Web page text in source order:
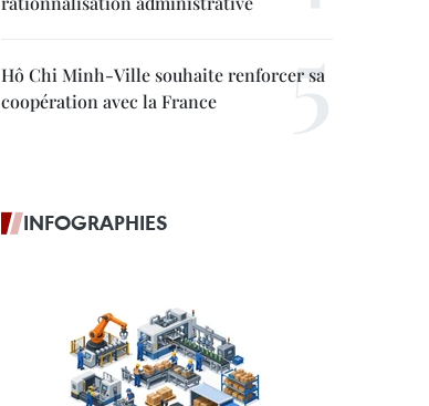
Hô Chi Minh-Ville souhaite renforcer sa
coopération avec la France
INFOGRAPHIES